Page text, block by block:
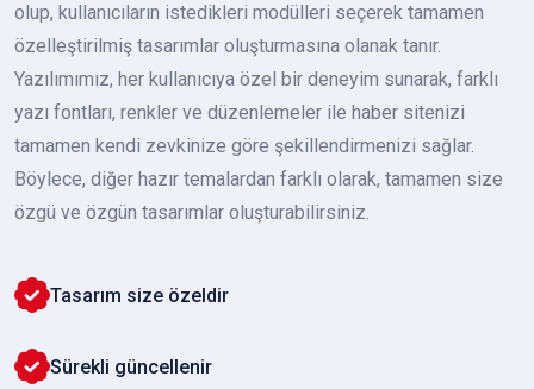
olup, kullanıcıların istedikleri modülleri seçerek tamamen
özelleştirilmiş tasarımlar oluşturmasına olanak tanır.
Yazılımımız, her kullanıcıya özel bir deneyim sunarak, farklı
yazı fontları, renkler ve düzenlemeler ile haber sitenizi
tamamen kendi zevkinize göre şekillendirmenizi sağlar.
Böylece, diğer hazır temalardan farklı olarak, tamamen size
özgü ve özgün tasarımlar oluşturabilirsiniz.
Tasarım size özeldir
Sürekli güncellenir